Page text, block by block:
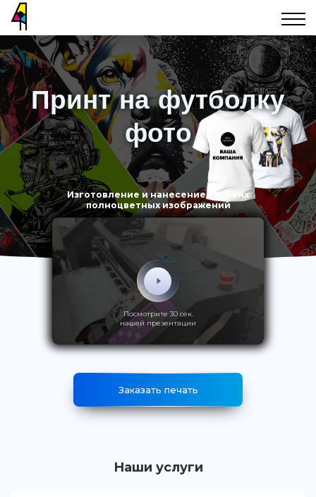
Принт на футболку
фото
Изготовление и нанесение стойких
полноцветных изображений
Посмотрите 30 сек.
нашей презентации
Заказать печать
Наши услуги